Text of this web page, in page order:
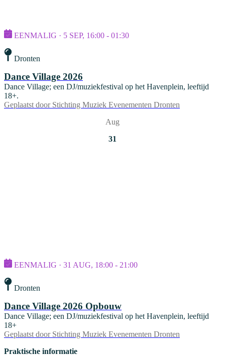
EENMALIG · 5 SEP, 16:00 - 01:30
Dronten
Dance Village 2026
Dance Village; een DJ/muziekfestival op het Havenplein, leeftijd
18+.
Geplaatst door Stichting Muziek Evenementen Dronten
Aug
31
EENMALIG · 31 AUG, 18:00 - 21:00
Dronten
Dance Village 2026 Opbouw
Dance Village; een DJ/muziekfestival op het Havenplein, leeftijd
18+
Geplaatst door Stichting Muziek Evenementen Dronten
Praktische informatie